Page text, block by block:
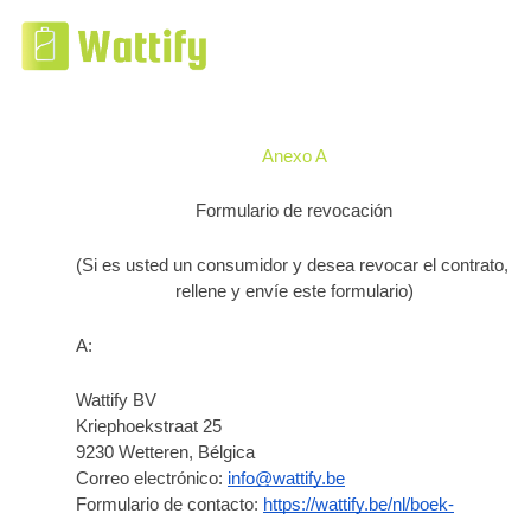
Anexo A
Formulario de revocación
(Si es usted un consumidor y desea revocar el contrato,
rellene y envíe este formulario)
A:
Wattify BV
Kriephoekstraat 25
9230 Wetteren, Bélgica
Correo electrónico: info@wattify.be
Formulario de contacto: https://wattify.be/nl/boek-